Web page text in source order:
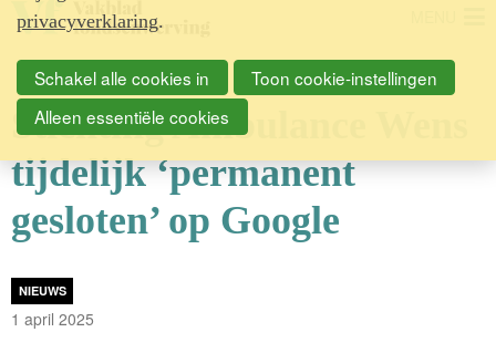
Stichting Ambulance Wens
tijdelijk ‘permanent
gesloten’ op Google
NIEUWS
1 april 2025
privacyverklaring.
Schakel alle cookies in
Toon cookie-instellingen
Alleen essentiële cookies